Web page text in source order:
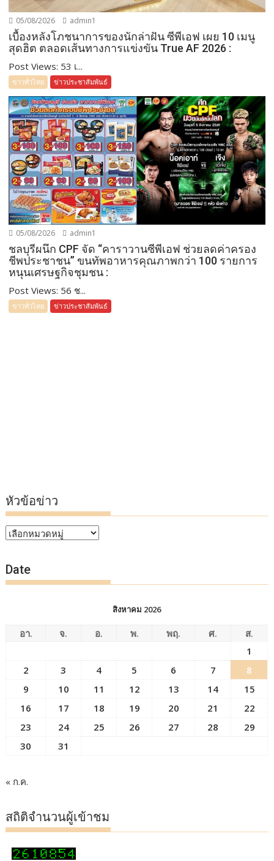
05/08/2026 admin1
เบื้องหลังโภชนาการของนักล่าฝัน ซีพีเอฟ เผย 10 เมนู
สุดฮิต ตลอดเส้นทางการแข่งขัน True AF 2026 :
Post Views: 53 เ...
ข่าวทั่วไทย ข่าวประชาสัมพันธ์
05/08/2026 admin1
ชลบุรีผนึก CPF จัด “คาราวานซีพีเอฟ ช่วยลดค่าครอง
ชีพประชาชน” ขนทัพอาหารคุณภาพกว่า 100 รายการ
หนุนเศรษฐกิจชุมชน :
Post Views: 56 ช...
ข่าวทั่วไทย ข่าวประชาสัมพันธ์
หัวข้อข่าว
หัวข้อ
Date
สิงหาคม 2026
อา. จ. อ. พ. พฤ. ศ.
ส.
1
2
3 4 5 6 7
8
9
10 11 12 13 14
15
16
17 18 19 20 21
22
23
24 25 26 27 28
29
30
31
« ก.ค.
สถิติจำนวนผู้เข้าชม